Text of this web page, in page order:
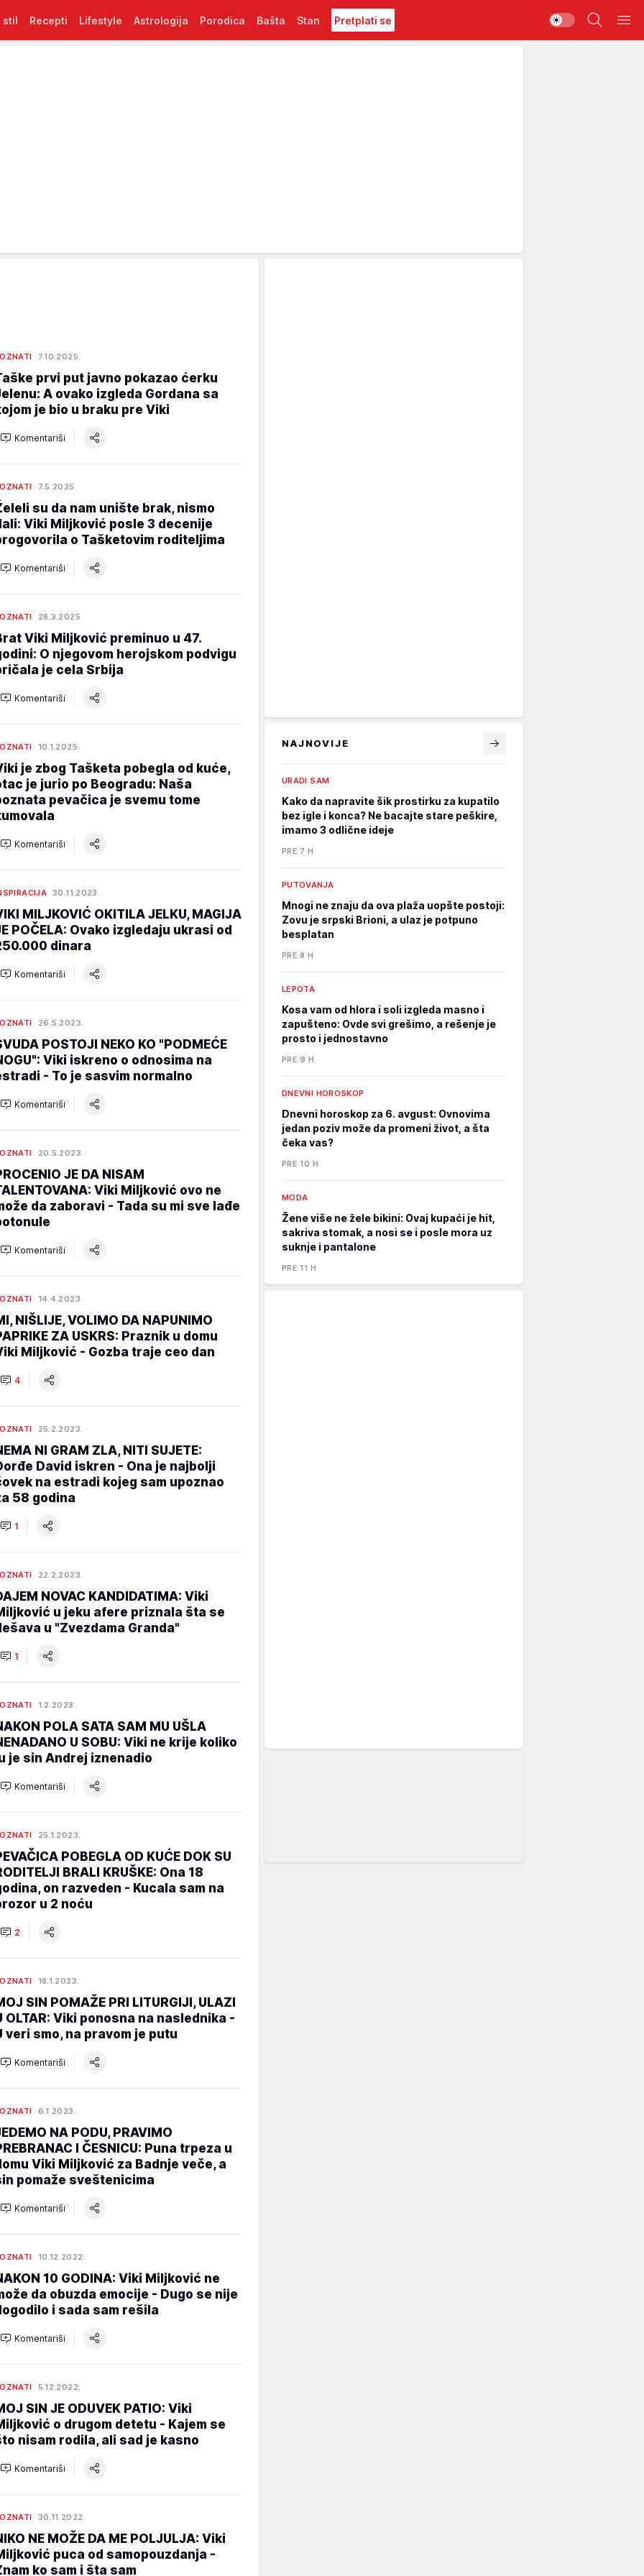
stil Recepti Lifestyle Astrologija Porodica Bašta Stan Pretplati se
7.10.2025.
prvi put javno pokazao ćerku
A ovako izgleda Gordana sa
je bio u braku pre Viki
Komentariši
7.5.2025.
su da nam unište brak, nismo
Viki Miljković posle 3 decenije
o Tašketovim roditeljima
Komentariši
28.3.2025.
Viki Miljković preminuo u 47.
O njegovom herojskom podvigu
je cela Srbija
Komentariši
10.1.2025.
je zbog Tašketa pobegla od kuće,
je jurio po Beogradu: Naša
pevačica je svemu tome
Komentariši
30.11.2023.
MILJKOVIĆ OKITILA JELKU, MAGIJA
POČELA: Ovako izgledaju ukrasi od
dinara
Komentariši
26.5.2023.
POSTOJI NEKO KO "PODMEĆE
Viki iskreno o odnosima na
- To je sasvim normalno
Komentariši
20.5.2023.
JE DA NISAM
Viki Miljković ovo ne
da zaboravi - Tada su mi sve lađe
Komentariši
14.4.2023.
NIŠLIJE, VOLIMO DA NAPUNIMO
ZA USKRS: Praznik u domu
Miljković - Gozba traje ceo dan
4
25.2.2023.
NI GRAM ZLA, NITI SUJETE:
David iskren - Ona je najbolji
na estradi kojeg sam upoznao
58 godina
1
22.2.2023.
NOVAC KANDIDATIMA: Viki
u jeku afere priznala šta se
u "Zvezdama Granda"
1
1.2.2023.
POLA SATA SAM MU UŠLA
U SOBU: Viki ne krije koliko
je sin Andrej iznenadio
Komentariši
25.1.2023.
POBEGLA OD KUĆE DOK SU
BRALI KRUŠKE: Ona 18
on razveden - Kucala sam na
u 2 noću
2
18.1.2023.
SIN POMAŽE PRI LITURGIJI, ULAZI
OLTAR: Viki ponosna na naslednika -
veri smo, na pravom je putu
Komentariši
6.1.2023.
NA PODU, PRAVIMO
I ČESNICU: Puna trpeza u
Viki Miljković za Badnje veče, a
pomaže sveštenicima
Komentariši
10.12.2022.
10 GODINA: Viki Miljković ne
da obuzda emocije - Dugo se nije
i sada sam rešila
Komentariši
5.12.2022.
SIN JE ODUVEK PATIO: Viki
o drugom detetu - Kajem se
nisam rodila, ali sad je kasno
Komentariši
30.11.2022.
NE MOŽE DA ME POLJULJA: Viki
puca od samopouzdanja -
ko sam i šta sam
NAJNOVIJE
URADI SAM
Kako da napravite šik prostirku za kupatilo
bez igle i konca? Ne bacajte stare peškire,
imamo 3 odlične ideje
PRE 7 H
PUTOVANJA
Mnogi ne znaju da ova plaža uopšte postoji:
Zovu je srpski Brioni, a ulaz je potpuno
besplatan
PRE 8 H
LEPOTA
Kosa vam od hlora i soli izgleda masno i
zapušteno: Ovde svi grešimo, a rešenje je
prosto i jednostavno
PRE 9 H
DNEVNI HOROSKOP
Dnevni horoskop za 6. avgust: Ovnovima
jedan poziv može da promeni život, a šta
čeka vas?
PRE 10 H
MODA
Žene više ne žele bikini: Ovaj kupaći je hit,
sakriva stomak, a nosi se i posle mora uz
suknje i pantalone
PRE 11 H